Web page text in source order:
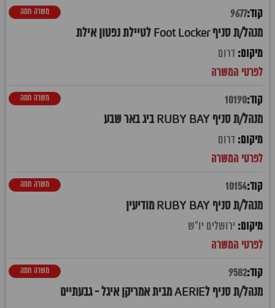
9677
מנהל/ת סניף Foot Locker לטיילת נפטון אילת
משרה חמה
דרום
10190
מנהל/ת סניף RUBY BAY ביג באר שבע
משרה חמה
דרום
10154
מנהל/ת סניף RUBY BAY מודיעין
משרה חמה
ירושלים יו"ש
9582
מנהל/ת סניף לAERIE מבית אמריקן איגל - גבעתיים
משרה חמה